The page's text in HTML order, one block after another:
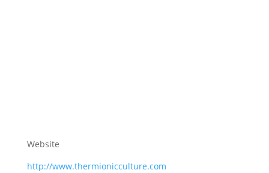
Website
http://www.thermionicculture.com